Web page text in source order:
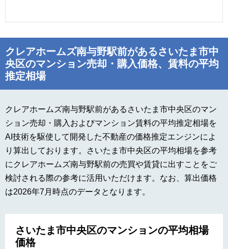
クレアホームズ南与野駅前があるさいたま市中
央区のマンション売却・購入価格、賃料の平均
推定相場
クレアホームズ南与野駅前があるさいたま市中央区のマン
ション売却・購入およびマンション賃料の平均推定相場を
AI技術を駆使して開発した不動産の価格推定エンジンによ
り算出しております。さいたま市中央区の平均相場を参考
にクレアホームズ南与野駅前の売買や賃貸に出すことをご
検討される際の参考に活用いただけます。なお、算出価格
は2026年7月時点のデータとなります。
さいたま市中央区のマンションの平均相場
価格